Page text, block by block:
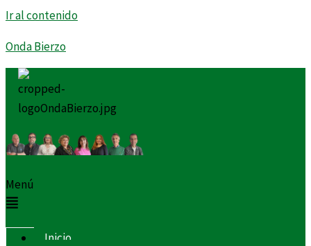
Ir al contenido
Onda Bierzo
Menú
Inicio